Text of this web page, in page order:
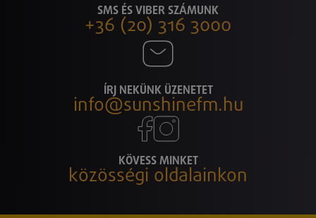
SMS ÉS VIBER SZÁMUNK
+36 (20) 316 3000
ÍRJ NEKÜNK ÜZENETET
info@sunshinefm.hu
KÖVESS MINKET
közösségi oldalainkon